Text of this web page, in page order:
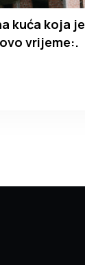
kuća koja je
vrijeme:.